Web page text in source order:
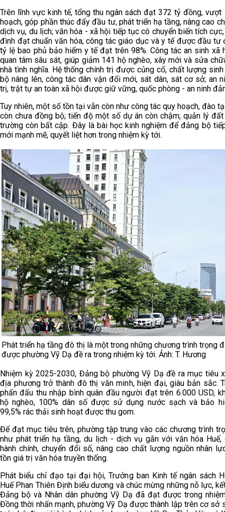
Trên lĩnh vực kinh tế, tổng thu ngân sách đạt 372 tỷ đồng, vượt
hoạch, góp phần thúc đẩy đầu tư, phát triển hạ tầng, nâng cao
dịch vụ, du lịch; văn hóa - xã hội tiếp tục có chuyển biến tích
đình đạt chuẩn văn hóa, công tác giáo dục và y tế được đầu tư
tỷ lệ bao phủ bảo hiểm y tế đạt trên 98%. Công tác an sinh xã
quan tâm sâu sát, giúp giảm 141 hộ nghèo, xây mới và sửa
nhà tình nghĩa. Hệ thống chính trị được củng cố, chất lượng
bộ nâng lên, công tác dân vận đổi mới, sát dân, sát cơ sở; an
trị, trật tự an toàn xã hội được giữ vững, quốc phòng - an ninh
Tuy nhiên, một số tồn tại vẫn còn như công tác quy hoạch, đào
còn chưa đồng bộ; tiến độ một số dự án còn chậm; quản lý
trường còn bất cập. Đây là bài học kinh nghiệm để đảng bộ
mới mạnh mẽ, quyết liệt hơn trong nhiệm kỳ tới.
Phát triển hạ tầng đô thị là một trong những chương trình trọng
được phường Vỹ Dạ đề ra trong nhiệm kỳ tới. Ảnh: T. Hương
Nhiệm kỳ 2025-2030, Đảng bộ phường Vỹ Dạ đề ra mục tiêu
địa phương trở thành đô thị văn minh, hiện đại, giàu bản sắc.
phấn đấu thu nhập bình quân đầu người đạt trên 6.000 USD,
hộ nghèo, 100% dân số được sử dụng nước sạch và bảo
99,5% rác thải sinh hoạt được thu gom.
Để đạt mục tiêu trên, phường tập trung vào các chương trình
như phát triển hạ tầng, du lịch - dịch vụ gắn với văn hóa Huế,
hành chính, chuyển đổi số, nâng cao chất lượng nguồn nhân
tồn giá trị văn hóa truyền thống.
Phát biểu chỉ đạo tại đại hội, Trưởng ban Kinh tế ngân sách
Huế Phan Thiên Định biểu dương và chúc mừng những nỗ lực,
Đảng bộ và Nhân dân phường Vỹ Dạ đã đạt được trong
Đồng thời nhấn mạnh, phường Vỹ Dạ được thành lập trên cơ sở